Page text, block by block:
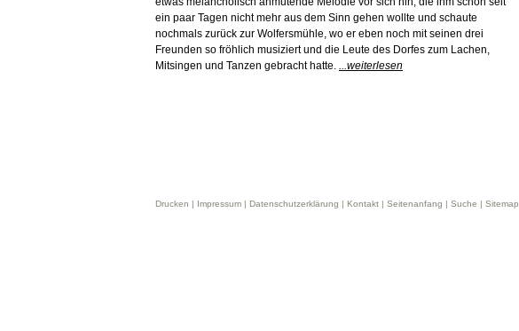
ein paar Tagen nicht mehr aus dem Sinn gehen wollte und schaute
nochmals zurück zur Wolfersmühle, wo er eben noch mit seinen drei
Freunden so fröhlich musiziert und die Leute des Dorfes zum Lachen,
Mitsingen und Tanzen gebracht hatte.
...weiterlesen
Drucken | Impressum | Datenschutzerklärung | Kontakt | Seitenanfang | Suche | Sitemap